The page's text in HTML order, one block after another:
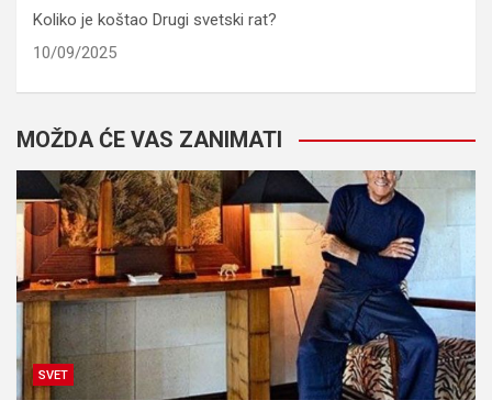
Koliko je koštao Drugi svetski rat?
10/09/2025
MOŽDA ĆE VAS ZANIMATI
SVET